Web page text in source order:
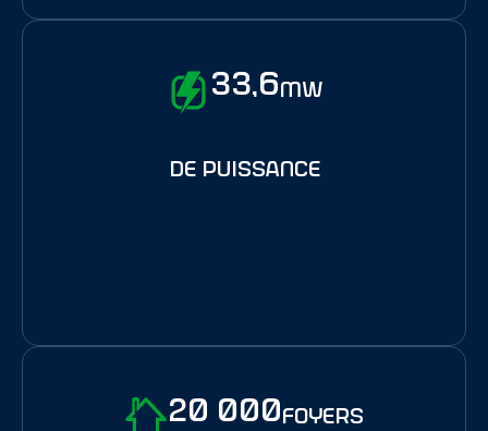
33,6MW
de puissance
20 000foyers